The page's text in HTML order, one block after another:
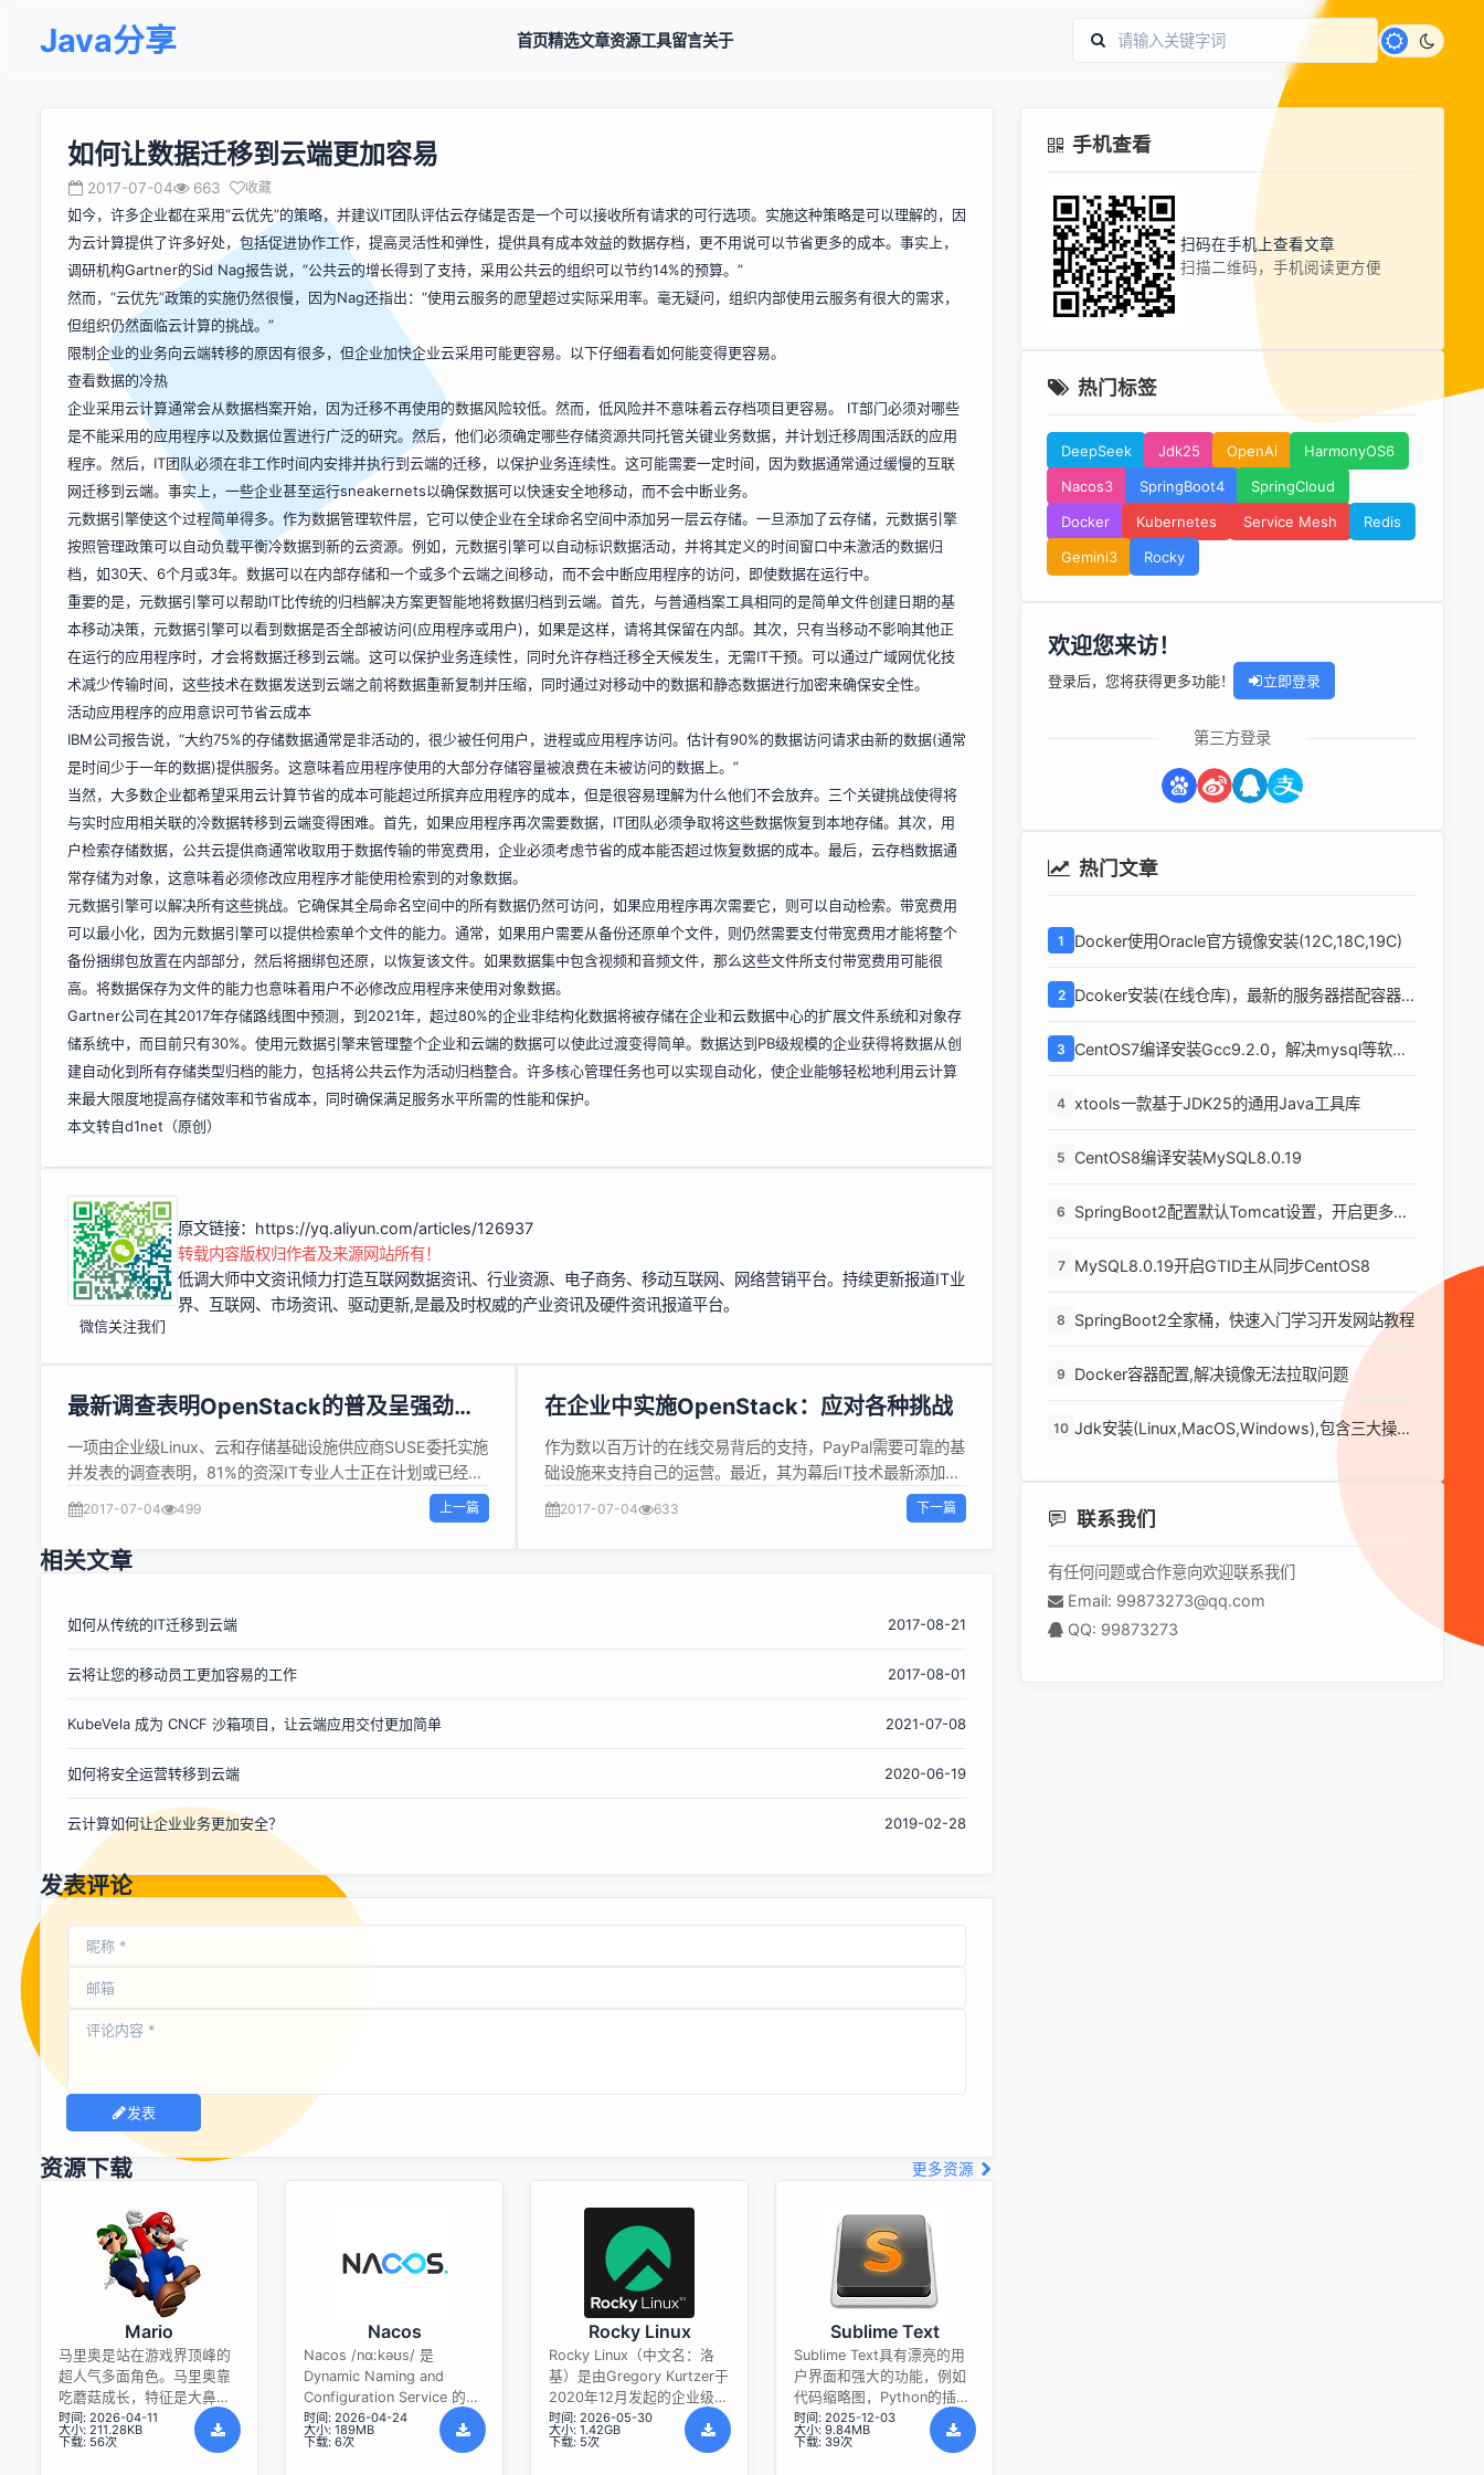
Java分享 首页精选文章资源工具留言关于
如何让数据迁移到云端更加容易
2017-07-04 663 收藏
如今，许多企业都在采用“云优先”的策略，并建议IT团队评估云存储是否是一个可以接收所有请求的可行选项。实施这种策略是可以理解的，因
为云计算提供了许多好处，包括促进协作工作，提高灵活性和弹性，提供具有成本效益的数据存档，更不用说可以节省更多的成本。事实上，
调研机构Gartner的Sid Nag报告说，“公共云的增长得到了支持，采用公共云的组织可以节约14%的预算。”
然而，“云优先”政策的实施仍然很慢，因为Nag还指出：“使用云服务的愿望超过实际采用率。毫无疑问，组织内部使用云服务有很大的需求，
但组织仍然面临云计算的挑战。”
限制企业的业务向云端转移的原因有很多，但企业加快企业云采用可能更容易。以下仔细看看如何能变得更容易。
查看数据的冷热
企业采用云计算通常会从数据档案开始，因为迁移不再使用的数据风险较低。然而，低风险并不意味着云存档项目更容易。 IT部门必须对哪些
是不能采用的应用程序以及数据位置进行广泛的研究。然后，他们必须确定哪些存储资源共同托管关键业务数据，并计划迁移周围活跃的应用
程序。然后，IT团队必须在非工作时间内安排并执行到云端的迁移，以保护业务连续性。这可能需要一定时间，因为数据通常通过缓慢的互联
网迁移到云端。事实上，一些企业甚至运行sneakernets以确保数据可以快速安全地移动，而不会中断业务。
元数据引擎使这个过程简单得多。作为数据管理软件层，它可以使企业在全球命名空间中添加另一层云存储。一旦添加了云存储，元数据引擎
按照管理政策可以自动负载平衡冷数据到新的云资源。例如，元数据引擎可以自动标识数据活动，并将其定义的时间窗口中未激活的数据归
档，如30天、6个月或3年。数据可以在内部存储和一个或多个云端之间移动，而不会中断应用程序的访问，即使数据在运行中。
重要的是，元数据引擎可以帮助IT比传统的归档解决方案更智能地将数据归档到云端。首先，与普通档案工具相同的是简单文件创建日期的基
本移动决策，元数据引擎可以看到数据是否全部被访问(应用程序或用户)，如果是这样，请将其保留在内部。其次，只有当移动不影响其他正
在运行的应用程序时，才会将数据迁移到云端。这可以保护业务连续性，同时允许存档迁移全天候发生，无需IT干预。可以通过广域网优化技
术减少传输时间，这些技术在数据发送到云端之前将数据重新复制并压缩，同时通过对移动中的数据和静态数据进行加密来确保安全性。
活动应用程序的应用意识可节省云成本
IBM公司报告说，“大约75%的存储数据通常是非活动的，很少被任何用户，进程或应用程序访问。估计有90%的数据访问请求由新的数据(通常
是时间少于一年的数据)提供服务。这意味着应用程序使用的大部分存储容量被浪费在未被访问的数据上。”
当然，大多数企业都希望采用云计算节省的成本可能超过所摈弃应用程序的成本，但是很容易理解为什么他们不会放弃。三个关键挑战使得将
与实时应用相关联的冷数据转移到云端变得困难。首先，如果应用程序再次需要数据，IT团队必须争取将这些数据恢复到本地存储。其次，用
户检索存储数据，公共云提供商通常收取用于数据传输的带宽费用，企业必须考虑节省的成本能否超过恢复数据的成本。最后，云存档数据通
常存储为对象，这意味着必须修改应用程序才能使用检索到的对象数据。
元数据引擎可以解决所有这些挑战。它确保其全局命名空间中的所有数据仍然可访问，如果应用程序再次需要它，则可以自动检索。带宽费用
可以最小化，因为元数据引擎可以提供检索单个文件的能力。通常，如果用户需要从备份还原单个文件，则仍然需要支付带宽费用才能将整个
备份捆绑包放置在内部部分，然后将捆绑包还原，以恢复该文件。如果数据集中包含视频和音频文件，那么这些文件所支付带宽费用可能很
高。将数据保存为文件的能力也意味着用户不必修改应用程序来使用对象数据。
Gartner公司在其2017年存储路线图中预测，到2021年，超过80%的企业非结构化数据将被存储在企业和云数据中心的扩展文件系统和对象存
储系统中，而目前只有30%。使用元数据引擎来管理整个企业和云端的数据可以使此过渡变得简单。数据达到PB级规模的企业获得将数据从创
建自动化到所有存储类型归档的能力，包括将公共云作为活动归档整合。许多核心管理任务也可以实现自动化，使企业能够轻松地利用云计算
来最大限度地提高存储效率和节省成本，同时确保满足服务水平所需的性能和保护。
本文转自d1net（原创）
微信关注我们
原文链接： https://yq.aliyun.com/articles/126937
转载内容版权归作者及来源网站所有！
低调大师中文资讯倾力打造互联网数据资讯、行业资源、电子商务、移动互联网、网络营销平台。持续更新报道IT业
界、互联网、市场资讯、驱动更新,是最及时权威的产业资讯及硬件资讯报道平台。
最新调查表明OpenStack的普及呈强劲势
头，但复杂性依然存在
一项由企业级Linux、云和存储基础设施供应商SUSE委托实施
并发表的调查表明，81%的资深IT专业人士正在计划或已经迁
移到OpenStack私有云。多数受访者也非常关心安装是否困
难，是否会发生供应商锁定以及市场中是否缺乏 OpenStack
技能。 SUSE工程副总裁Ralf Flaxa表示：“我们认为总体的调
查结果显示了企业对OpenStack高度的信任和信心。客户也明
的。作为企业级OpenStack原创发行版供应商，SUSE推出了
案，在这方面开辟出了一条具有示范性的道路。我们与
培训和支持方面达到了独一无二的水平，能够在帮助企业充分
示了在迁移到私有云的过程中大型公司的喜好、采用程度和挑
战。总体上，该调查表明私有云具有以下特点： 普遍采用：
90%的大型公司反映他们已经在业务中实施了至少一个私有
云。 高度信任：96%的受访者反映他们喜欢将云解决方案用
于业务关...
2017-07-04 499 上一篇
在企业中实施OpenStack：应对各种挑战
作为数以百万计的在线交易背后的支持，PayPal需要可靠的基
础设施来支持自己的运营。最近，其为幕后IT技术最新添加的
关键技术，就是有7年历史的开源软件平台——OpenStack。
PayPal是云计算工具的早期采用者，随着OpenStack的上
方案来完成虚拟化。这不是真正的云，” Desai说。 概念验证
付公司，花了三年时间将其混合环境数据中心迁移到一个
“OpenStack对于我们来说很奇妙。产品上市时间和敏捷性的
OpenStack使我们拥有现今的敏捷模型，” Desai说。 对比当
个月发布一个产品。现在，公司每天发布50多个产品。 “这是
2017-07-04 633 下一篇
相关文章
如何从传统的IT迁移到云端 2017-08-21
云将让您的移动员工更加容易的工作 2017-08-01
KubeVela 成为 CNCF 沙箱项目，让云端应用交付更加简单 2021-07-08
如何将安全运营转移到云端 2020-06-19
云计算如何让企业业务更加安全？ 2019-02-28
发表评论
发表
资源下载 更多资源
Mario
马里奥是站在游戏界顶峰的
超人气多面角色。马里奥靠
吃蘑菇成长，特征是大鼻
子、头戴帽子、身穿背带
裤，还留着胡子。与他的双
时间: 2026-04-11
大小: 211.28KB
下载: 56次
Nacos
Nacos /nɑ:kəʊs/ 是
Dynamic Naming and
Configuration Service 的首
字母简称，一个易于构建 AI
Agent 应用的动态服务发
时间: 2026-04-24
大小: 189MB
下载: 6次
Rocky Linux
Rocky Linux（中文名：洛
基）是由Gregory Kurtzer于
2020年12月发起的企业级
Linux发行版，作为CentOS
稳定版停止维护后与
时间: 2026-05-30
大小: 1.42GB
下载: 5次
Sublime Text
Sublime Text具有漂亮的用
户界面和强大的功能，例如
代码缩略图，Python的插
件，代码段等。还可自定义
键绑定，菜单和工具栏。
时间: 2025-12-03
大小: 9.84MB
下载: 39次
手机查看
扫码在手机上查看文章
扫描二维码，手机阅读更方便
热门标签
DeepSeek Jdk25 OpenAi
HarmonyOS6
Nacos3
SpringBoot4
SpringCloud
Docker
Kubernetes Service Mesh
Redis
Gemini3
Rocky
欢迎您来访！
登录后，您将获得更多功能！ 立即登录
第三方登录
热门文章
1 Docker使用Oracle官方镜像安装(12C,18C,19C)
2
Dcoker安装(在线仓库)，最新的服务器搭配容器使
3
CentOS7编译安装Gcc9.2.0，解决mysql等软件
4 xtools一款基于JDK25的通用Java工具库
5 CentOS8编译安装MySQL8.0.19
6
SpringBoot2配置默认Tomcat设置，开启更多高
7 MySQL8.0.19开启GTID主从同步CentOS8
8 SpringBoot2全家桶，快速入门学习开发网站教程
9 Docker容器配置,解决镜像无法拉取问题
10 Jdk安装(Linux,MacOS,Windows),包含三大操作
联系我们
有任何问题或合作意向欢迎联系我们
Email: 99873273@qq.com
QQ: 99873273